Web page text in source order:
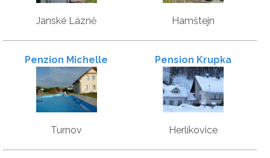
Janské Lázně Hamštejn
Penzion Michelle
Turnov
Pension Krupka
Herlíkovice